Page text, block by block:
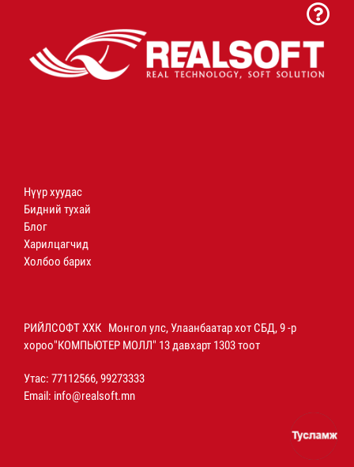
Нүүр хуудас
Бидний тухай
Блог
Харилцагчид
Холбоо барих
РИЙЛСОФТ ХХК Монгол улс, Улаанбаатар хот СБД, 9 -р
хороо"КОМПЬЮТЕР МОЛЛ" 13 давхарт 1303 тоот
Утас: 77112566, 99273333
Email: info@realsoft.mn